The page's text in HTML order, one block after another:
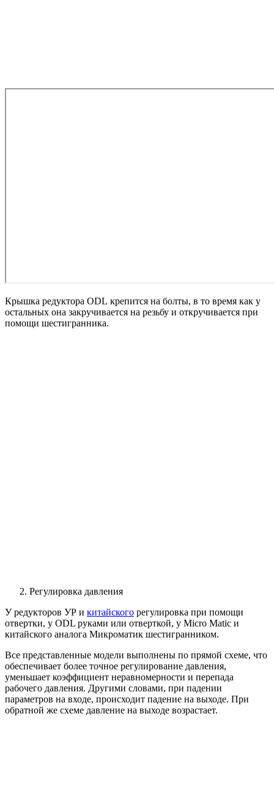
Крышка редуктора ODL крепится на болты, в то время как у
остальных она закручивается на резьбу и откручивается при
помощи шестигранника.
Регулировка давления
У редукторов УР и китайского регулировка при помощи
отвертки, у ODL руками или отверткой, у Micro Matic и
китайского аналога Микроматик шестигранником.
Все представленные модели выполнены по прямой схеме, что
обеспечивает более точное регулирование давления,
уменьшает коэффициент неравномерности и перепада
рабочего давления. Другими словами, при падении
параметров на входе, происходит падение на выходе. При
обратной же схеме давление на выходе возрастает.